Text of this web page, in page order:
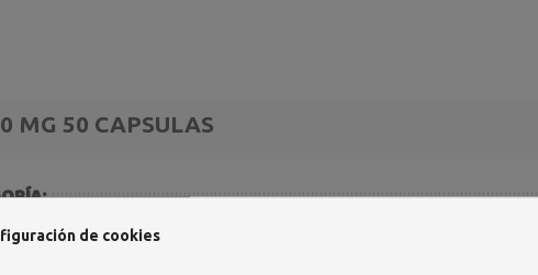
MG 50 CAPSULAS
de cookies